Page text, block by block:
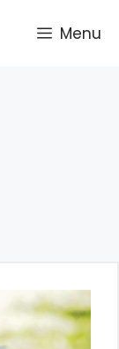
Menu